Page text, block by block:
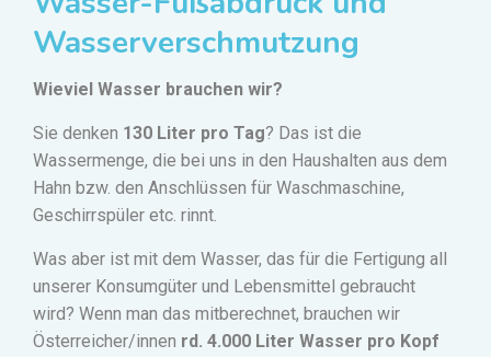
Wasserverschmutzung
Wieviel Wasser brauchen wir?
Sie denken 130 Liter pro Tag? Das ist die
Wassermenge, die bei uns in den Haushalten aus dem
Hahn bzw. den Anschlüssen für Waschmaschine,
Geschirrspüler etc. rinnt.
Was aber ist mit dem Wasser, das für die Fertigung all
unserer Konsumgüter und Lebensmittel gebraucht
wird? Wenn man das mitberechnet, brauchen wir
Österreicher/innen rd. 4.000 Liter Wasser pro Kopf